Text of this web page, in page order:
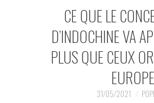
MUSIQUESACTUELLES.NET
GABBA GABBA HEY !
CE QUE LE
D’INDOCHINE VA
PLUS QUE CEUX
EUROPE
31/05/2021